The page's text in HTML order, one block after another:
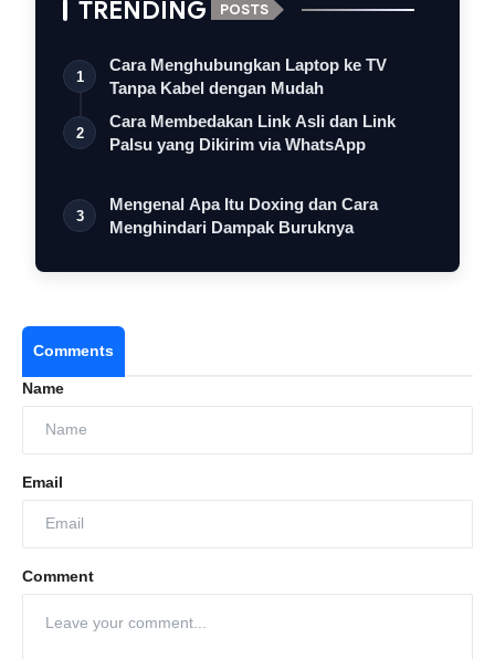
TRENDING POSTS
1
Cara Menghubungkan Laptop ke TV
Tanpa Kabel dengan Mudah
2
Cara Membedakan Link Asli dan Link
Palsu yang Dikirim via WhatsApp
3
Mengenal Apa Itu Doxing dan Cara
Menghindari Dampak Buruknya
Comments
Name
Email
Comment